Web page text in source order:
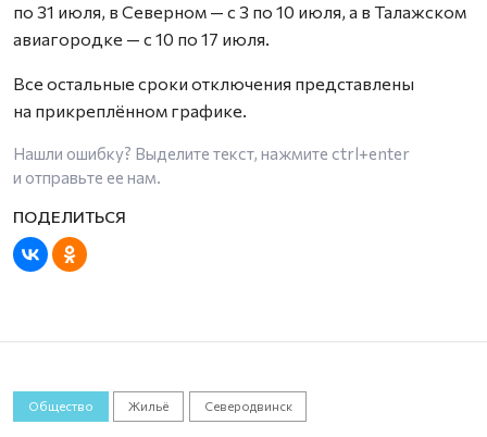
по 31 июля, в Северном — с 3 по 10 июля, а в Талажском
авиагородке — с 10 по 17 июля.
Все остальные сроки отключения представлены
на прикреплённом графике.
Нашли ошибку? Выделите текст, нажмите ctrl+enter
и отправьте ее нам.
Общество Жильё Северодвинск